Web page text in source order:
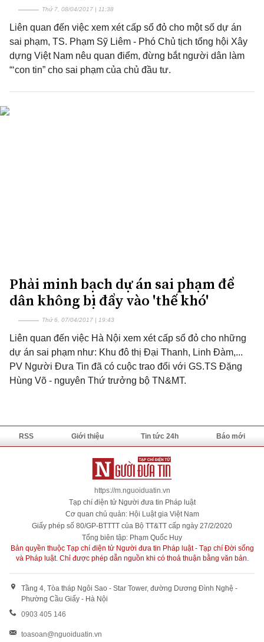
Thứ 7, 08/04/2017 | 11:38
Liên quan đến việc xem xét cấp sổ đỏ cho một số dự án
sai phạm, TS. Phạm Sỹ Liêm - Phó Chủ tịch tổng hội Xây
dựng Việt Nam nêu quan điểm, đừng bắt người dân làm
“‘con tin” cho sai phạm của chủ đầu tư.
Phải minh bạch dự án sai phạm để
dân không bị đẩy vào 'thế khó'
Thứ 6, 07/04/2017 | 19:43
Liên quan đến việc Hà Nội xem xét cấp sổ đỏ cho những
dự án sai phạm như: Khu đô thị Đại Thanh, Linh Đàm,...
PV Người Đưa Tin đã có cuộc trao đổi với GS.TS Đặng
Hùng Võ - nguyên Thứ trưởng bộ TN&MT.
RSS Giới thiệu Tin tức 24h Báo mới
https://m.nguoiduatin.vn
Tạp chí điện tử Người đưa tin Pháp luật
Cơ quan chủ quản: Hội Luật gia Việt Nam
Giấy phép số 80/GP-BTTTT của Bộ TT&TT cấp ngày 27/2/2020
Tổng biên tập: Phạm Quốc Huy
Bản quyền thuộc Tạp chí điện tử Người đưa tin Pháp luật - Tạp chí Đời sống
và Pháp luật. Chỉ được phép dẫn nguồn khi có thoả thuận bằng văn bản.
Tầng 4, Tòa tháp Ngôi Sao - Star Tower, đường Dương Đình Nghệ -
Phường Cầu Giấy - Hà Nội
0903 405 146
toasoan@nguoiduatin.vn